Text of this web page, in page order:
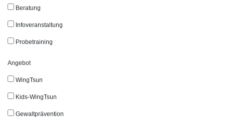
Beratung
Infoveranstaltung
Probetraining
Angebot
WingTsun
Kids-WingTsun
Gewaltprävention